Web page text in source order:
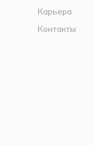
Карьера
Контакты